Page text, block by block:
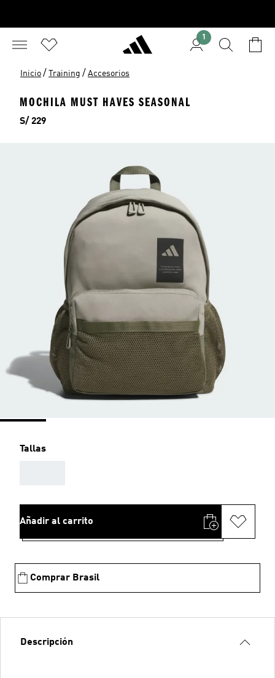
1
Inicio / Training / Accesorios
MOCHILA MUST HAVES SEASONAL
Precio
S/ 229
Tallas
Añadir al carrito
Comprar Brasil
Descripción